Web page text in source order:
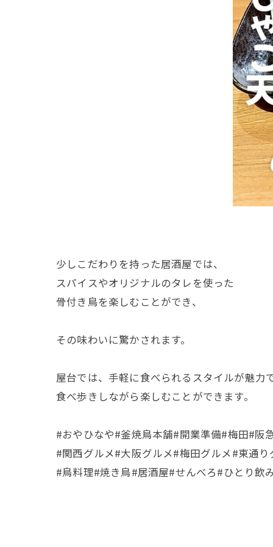
少しこだわりを持った居酒屋では、
スパイスやオリジナルのタレを使った
骨付き鳥を楽しむことができ、
その味わいに驚かされます。
屋台では、手軽に食べられるスタイルが魅力で
食べ歩きしながら楽しむことができます。
#おやひなや#釜焼鳥本舗#開業準備#梅田#阪
#関西グルメ#大阪グルメ#梅田グルメ#東通
#鳥料理#焼き鳥#居酒屋#せんべろ#ひとり飲